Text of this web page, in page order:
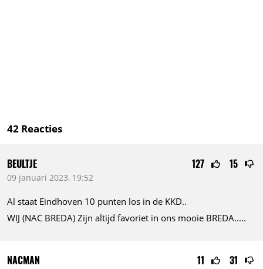
42 Reacties
127 15
BEULTJE
09 januari 2023, 19:52
Al staat Eindhoven 10 punten los in de KKD..
WIJ (NAC BREDA) Zijn altijd favoriet in ons mooie BREDA.....
11 31
NACMAN